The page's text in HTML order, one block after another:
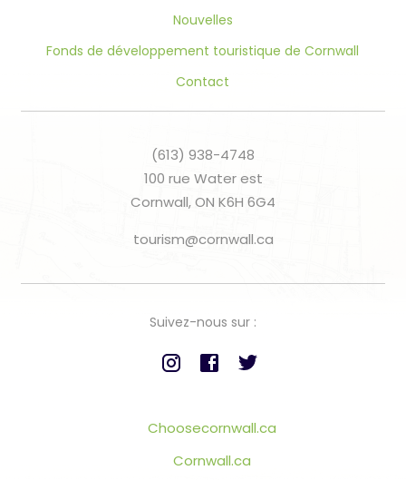
Nouvelles
Fonds de développement touristique de Cornwall
Contact
(613) 938-4748
100 rue Water est
Cornwall, ON K6H 6G4
tourism@cornwall.ca
Suivez-nous sur :
Choosecornwall.ca
Cornwall.ca